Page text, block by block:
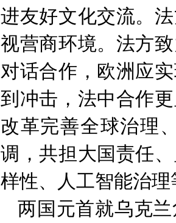
进友好文化交流。
视营商环境。法方
对话合作，欧洲应
到冲击，法中合作
改革完善全球治理
调，共担大国责任
样性、人工智能治
两国元首就乌克